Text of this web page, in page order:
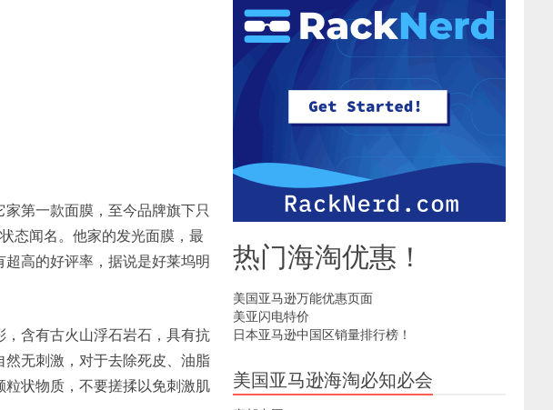
第一款面膜，至今品牌旗下只
态闻名。他家的发光面膜，最
高的好评率，据说是好莱坞明
含有古火山浮石岩石，具有抗
无刺激，对于去除死皮、油脂
状物质，不要搓揉以免刺激肌
热门海淘优惠！
美国亚马逊万能优惠页面
美亚闪电特价
日本亚马逊中国区销量排行榜！
美国亚马逊海淘必知必会